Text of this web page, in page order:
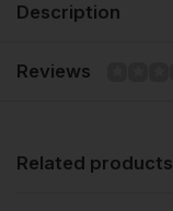
Description
Reviews
Related products